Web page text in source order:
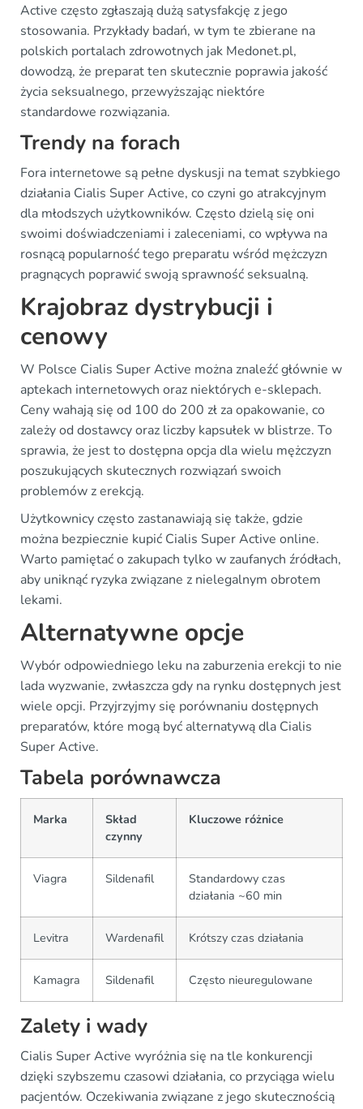
Active często zgłaszają dużą satysfakcję z jego
stosowania. Przykłady badań, w tym te zbierane na
polskich portalach zdrowotnych jak Medonet.pl,
dowodzą, że preparat ten skutecznie poprawia jakość
życia seksualnego, przewyższając niektóre
standardowe rozwiązania.
Trendy na forach
Fora internetowe są pełne dyskusji na temat szybkiego
działania Cialis Super Active, co czyni go atrakcyjnym
dla młodszych użytkowników. Często dzielą się oni
swoimi doświadczeniami i zaleceniami, co wpływa na
rosnącą popularność tego preparatu wśród mężczyzn
pragnących poprawić swoją sprawność seksualną.
Krajobraz dystrybucji i
cenowy
W Polsce Cialis Super Active można znaleźć głównie w
aptekach internetowych oraz niektórych e-sklepach.
Ceny wahają się od 100 do 200 zł za opakowanie, co
zależy od dostawcy oraz liczby kapsułek w blistrze. To
sprawia, że jest to dostępna opcja dla wielu mężczyzn
poszukujących skutecznych rozwiązań swoich
problemów z erekcją.
Użytkownicy często zastanawiają się także, gdzie
można bezpiecznie kupić Cialis Super Active online.
Warto pamiętać o zakupach tylko w zaufanych źródłach,
aby uniknąć ryzyka związane z nielegalnym obrotem
lekami.
Alternatywne opcje
Wybór odpowiedniego leku na zaburzenia erekcji to nie
lada wyzwanie, zwłaszcza gdy na rynku dostępnych jest
wiele opcji. Przyjrzyjmy się porównaniu dostępnych
preparatów, które mogą być alternatywą dla Cialis
Super Active.
Tabela porównawcza
Marka
Skład
czynny
Kluczowe różnice
Viagra Sildenafil
Standardowy czas
działania ~60 min
Levitra Wardenafil Krótszy czas działania
Kamagra Sildenafil Często nieuregulowane
Zalety i wady
Cialis Super Active wyróżnia się na tle konkurencji
dzięki szybszemu czasowi działania, co przyciąga wielu
pacjentów. Oczekiwania związane z jego skutecznością